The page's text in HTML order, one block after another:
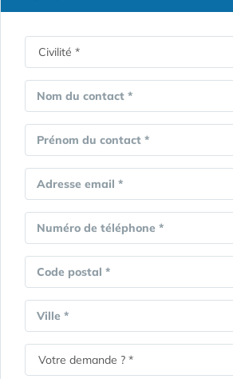
Nom du contact *
Prénom du contact *
Adresse email *
Numéro de téléphone *
Code postal *
Ville *